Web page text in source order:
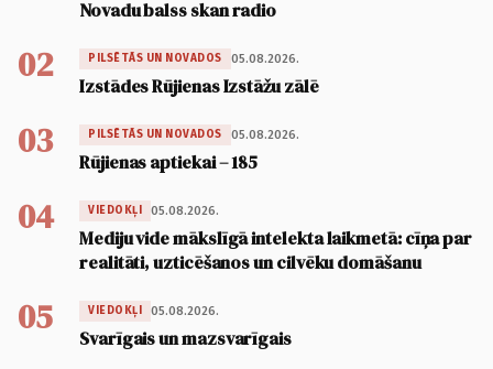
Novadu balss skan radio
02 PILSĒTĀS UN NOVADOS 05.08.2026.
Izstādes Rūjienas Izstāžu zālē
03 PILSĒTĀS UN NOVADOS 05.08.2026.
Rūjienas aptiekai – 185
04 VIEDOKĻI 05.08.2026.
Mediju vide mākslīgā intelekta laikmetā: cīņa par
realitāti, uzticēšanos un cilvēku domāšanu
05 VIEDOKĻI 05.08.2026.
Svarīgais un mazsvarīgais